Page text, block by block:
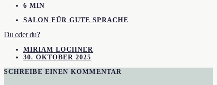
6 MIN
SALON FÜR GUTE SPRACHE
Du oder du?
MIRIAM LOCHNER
30. OKTOBER 2025
SCHREIBE EINEN KOMMENTAR